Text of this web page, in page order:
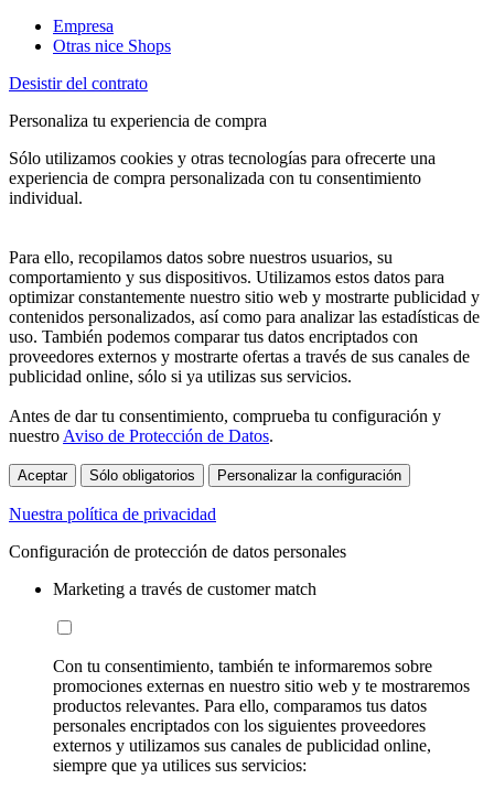
Empresa
Otras nice Shops
Desistir del contrato
Personaliza tu experiencia de compra
Sólo utilizamos cookies y otras tecnologías para ofrecerte una
experiencia de compra personalizada con tu consentimiento
individual.
Para ello, recopilamos datos sobre nuestros usuarios, su
comportamiento y sus dispositivos. Utilizamos estos datos para
optimizar constantemente nuestro sitio web y mostrarte publicidad y
contenidos personalizados, así como para analizar las estadísticas de
uso. También podemos comparar tus datos encriptados con
proveedores externos y mostrarte ofertas a través de sus canales de
publicidad online, sólo si ya utilizas sus servicios.
Antes de dar tu consentimiento, comprueba tu configuración y
nuestroAviso de Protección de Datos.
Aceptar Sólo obligatorios Personalizar la configuración
Nuestra política de privacidad
Configuración de protección de datos personales
Marketing a través de customer match
Con tu consentimiento, también te informaremos sobre
promociones externas en nuestro sitio web y te mostraremos
productos relevantes. Para ello, comparamos tus datos
personales encriptados con los siguientes proveedores
externos y utilizamos sus canales de publicidad online,
siempre que ya utilices sus servicios: